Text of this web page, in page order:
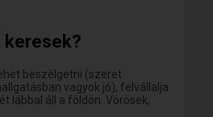
keresek?
beszélgetni (szeret
vagyok jó), felvállalja
lábbal áll a földön. Vörösek,